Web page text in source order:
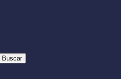
Buscar